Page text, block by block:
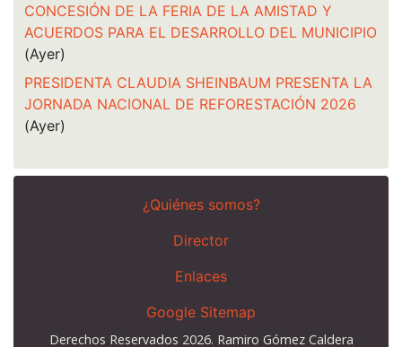
CONCESIÓN DE LA FERIA DE LA AMISTAD Y
ACUERDOS PARA EL DESARROLLO DEL MUNICIPIO
(Ayer)
PRESIDENTA CLAUDIA SHEINBAUM PRESENTA LA
JORNADA NACIONAL DE REFORESTACIÓN 2026
(Ayer)
¿Quiénes somos?
Director
Enlaces
Google Sitemap
Derechos Reservados 2026. Ramiro Gómez Caldera